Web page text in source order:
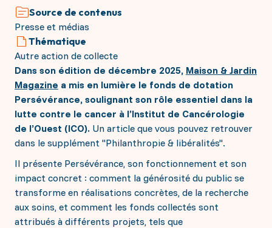
Les projets à soutenir
Interception : la prévention personnalisée
IRM Angers
La génétique constitutionnelle
Les séquelles des traitements
Le soutien aux jeunes chercheurs 2026
La radiothérapie Flash
Vos dons agissent
Acquisition d’un mammographe 3D haute
technologie
Création d’une plateforme d’épigénétique
Accompagnement des jeunes patient(e)s
Inst'Aja
Le soutien aux jeunes chercheurs 2025
Sac 1ère cure
Répondre à toutes vos questions
Les défis et enjeux contre le Cancer
donatrices, nous n’aurions pas pu accomplir autant
de progrès dans la lutte contre le cancer.
Ensemble, continuons le combat.
Soutenir financièrement
Faire un don ponctuel ou régulier
S'engager en mécénat d'entreprise
Collecter en mémoire d'un proche
Transmettre par legs, donation ou assurance vie
Donner via l'IFI
S'investir personnellement
Je deviens bénévole
J'organise un événement
Dans son édition de décembre 2025, Maison & Jardin
Magazine a mis en lumière le fonds de dotation
Persévérance, soulignant son rôle essentiel dans la
lutte contre le cancer à l’Institut de Cancérologie
de l’Ouest (ICO). Un article que vous pouvez retrouver
dans le supplément "Philanthropie & libéralités".
Il présente Persévérance, son fonctionnement et son
impact concret : comment la générosité du public se
transforme en réalisations concrètes, de la recherche
aux soins, et comment les fonds collectés sont
attribués à différents projets, tels que
Source de contenus
Presse et médias
Thématique
Autre action de collecte